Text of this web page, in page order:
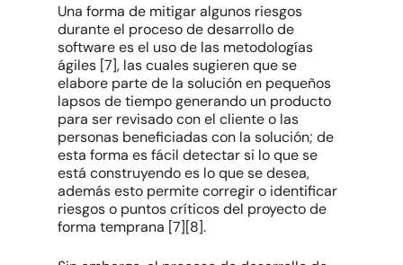
Una forma de mitigar algunos riesgos
durante el proceso de desarrollo de
software es el uso de las metodologías
ágiles [7], las cuales sugieren que se
elabore parte de la solución en pequeños
lapsos de tiempo generando un producto
para ser revisado con el cliente o las
personas beneficiadas con la solución; de
esta forma es fácil detectar si lo que se
está construyendo es lo que se desea,
además esto permite corregir o identificar
riesgos o puntos críticos del proyecto de
forma temprana [7][8].